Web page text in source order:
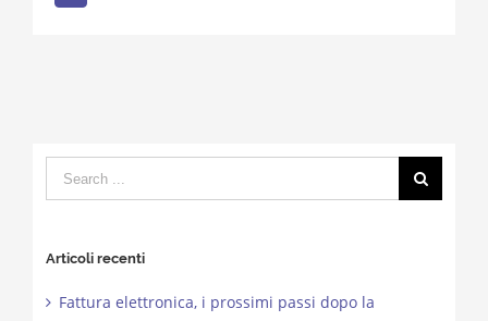
Search
for:
Articoli recenti
Fattura elettronica, i prossimi passi dopo la